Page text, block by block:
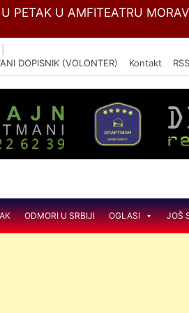
Skip
PETAK U AMFITEATRU
DOPISNIK (VOLONTER) Kontakt RSS
ODMORI U SRBIJI OGLASI JOŠ